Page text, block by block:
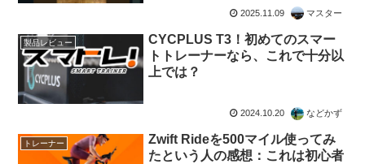
2025.11.09 マスター
製品レビュー
CYCPLUS T3！初めてのスマー
トトレーナーなら、これで十分以
上では？
2024.10.20 などかず
トレーナー
Zwift Rideを500マイル使ってみ
たという人の感想：これは初心者